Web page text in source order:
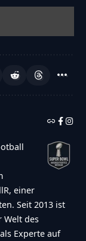
einer
Seit 2013 ist
Welt des
Experte auf